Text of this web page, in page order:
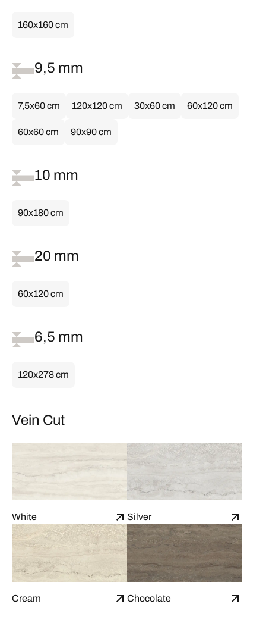
160x160 cm
9,5 mm
7,5x60 cm 120x120 cm 30x60 cm 60x120 cm
60x60 cm 90x90 cm
10 mm
90x180 cm
20 mm
60x120 cm
6,5 mm
120x278 cm
Vein Cut
White Silver
Cream Chocolate